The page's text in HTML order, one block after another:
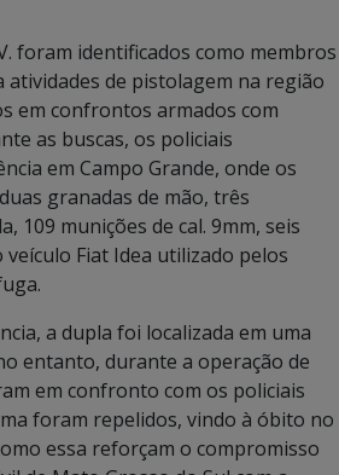
foram identificados como membros
atividades de pistolagem na região
em confrontos armados com
as buscas, os policiais
em Campo Grande, onde os
granadas de mão, três
109 munições de cal. 9mm, seis
veículo Fiat Idea utilizado pelos
a dupla foi localizada em uma
entanto, durante a operação de
em confronto com os policiais
foram repelidos, vindo à óbito no
essa reforçam o compromisso